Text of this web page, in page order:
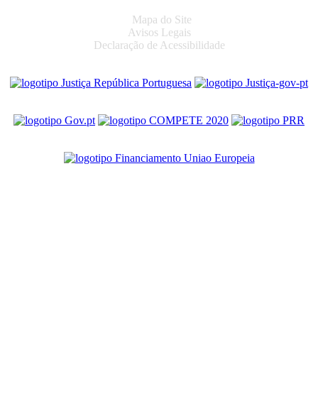
Mapa do Site
Avisos Legais
Declaração de Acessibilidade